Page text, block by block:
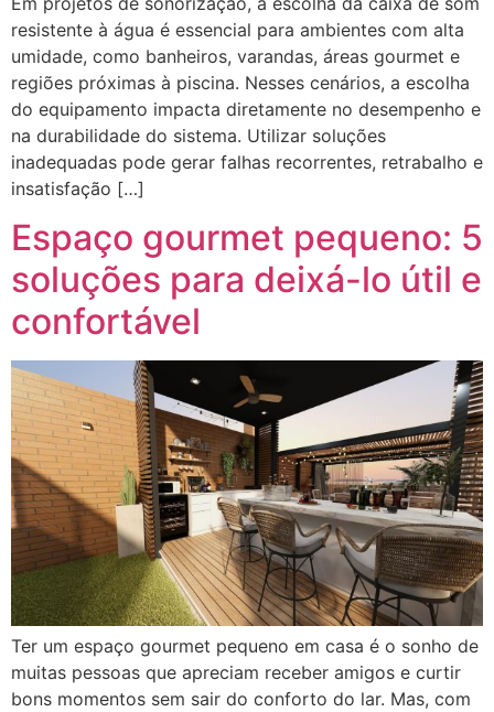
resistente à água é essencial para ambientes com alta
umidade, como banheiros, varandas, áreas gourmet e
regiões próximas à piscina. Nesses cenários, a escolha
do equipamento impacta diretamente no desempenho e
na durabilidade do sistema. Utilizar soluções
inadequadas pode gerar falhas recorrentes, retrabalho e
insatisfação […]
Espaço gourmet pequeno: 5
soluções para deixá-lo útil e
confortável
Ter um espaço gourmet pequeno em casa é o sonho de
muitas pessoas que apreciam receber amigos e curtir
bons momentos sem sair do conforto do lar. Mas, com